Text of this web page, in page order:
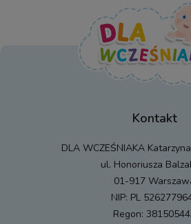
Kontakt
DLA WCZEŚNIAKA
ul. Honoriusza
01-917
NIP: PL
Regon: